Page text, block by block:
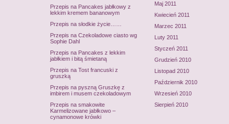
Przepis na Pancakes jabłkowy z
lekkim kremem bananowym
Przepis na słodkie życie……
Przepis na Czekoladowe ciasto wg
Sophie Dahl
Przepis na Pancakes z lekkim
jabłkiem i bitą śmietaną
Przepis na Tost francuski z
gruszką
Przepis na pyszną Gruszkę z
imbirem i musem czekoladowym
Przepis na smakowite
Karmelizowane jabłkowo –
cynamonowe krówki
Maj 2011
Kwiecień 2011
Marzec 2011
Luty 2011
Styczeń 2011
Grudzień 2010
Listopad 2010
Październik 2010
Wrzesień 2010
Sierpień 2010